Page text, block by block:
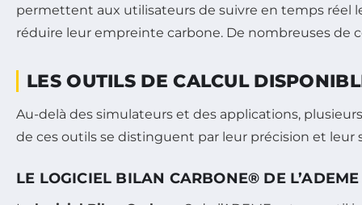
permettent aux utilisateurs de suivre en temps réel
réduire leur empreinte carbone. De nombreuses
LES OUTILS DE CALCUL
Au-delà des simulateurs et des applications,
de ces outils se distinguent par leur précision et leur
LE LOGICIEL BILAN CARBONE® DE L’ADEME